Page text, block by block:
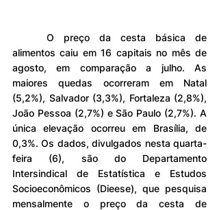
alimentos caiu em 16 capitais no mês de
agosto, em comparação a julho. As
maiores quedas ocorreram em Natal
(5,2%), Salvador (3,3%), Fortaleza (2,8%),
João Pessoa (2,7%) e São Paulo (2,7%). A
única elevação ocorreu em Brasília, de
0,3%. Os dados, divulgados nesta quarta-
feira (6), são do Departamento
Intersindical de Estatística e Estudos
Socioeconômicos (Dieese), que pesquisa
mensalmente o preço da cesta de